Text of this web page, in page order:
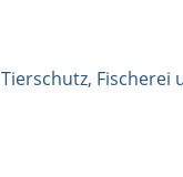
Fischerei